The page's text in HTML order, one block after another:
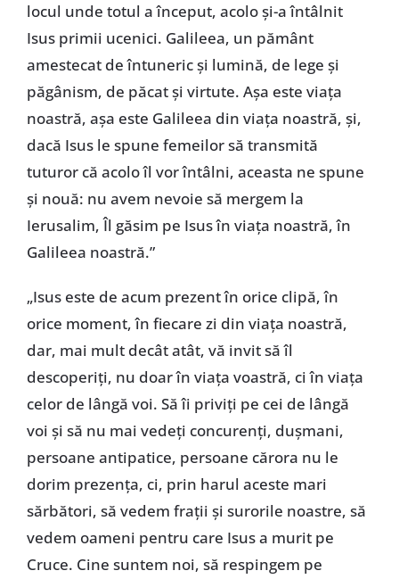
locul unde totul a început, acolo și-a întâlnit
Isus primii ucenici. Galileea, un pământ
amestecat de întuneric și lumină, de lege și
păgânism, de păcat și virtute. Așa este viața
noastră, așa este Galileea din viața noastră, și,
dacă Isus le spune femeilor să transmită
tuturor că acolo îl vor întâlni, aceasta ne spune
și nouă: nu avem nevoie să mergem la
Ierusalim, Îl găsim pe Isus în viața noastră, în
Galileea noastră.”
„Isus este de acum prezent în orice clipă, în
orice moment, în fiecare zi din viața noastră,
dar, mai mult decât atât, vă invit să îl
descoperiți, nu doar în viața voastră, ci în viața
celor de lângă voi. Să îi priviți pe cei de lângă
voi și să nu mai vedeți concurenți, dușmani,
persoane antipatice, persoane cărora nu le
dorim prezența, ci, prin harul aceste mari
sărbători, să vedem frații și surorile noastre, să
vedem oameni pentru care Isus a murit pe
Cruce. Cine suntem noi, să respingem pe